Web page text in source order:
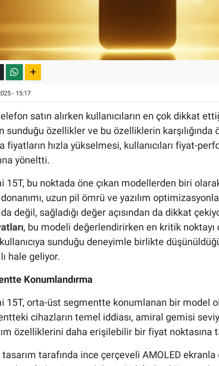
- 15:17
satın alırken kullanıcıların en çok dikkat
sunduğu özellikler ve bu özelliklerin karşılığında
fiyatların hızla yükselmesi, kullanıcıları fiyat-
yöneltti.
15T, bu noktada öne çıkan modellerden biri olarak
uzun pil ömrü ve yazılım
değil, sağladığı değer açısından da dikkat
, bu modeli değerlendirirken en kritik noktayı
sunduğu deneyimle birlikte
hale geliyor.
Konumlandırma
15T, orta-üst segmentte konumlanan bir model
cihazların temel iddiası, amiral gemisi
özelliklerini daha erişilebilir bir fiyat noktasına
tasarım tarafında ince çerçeveli AMOLED